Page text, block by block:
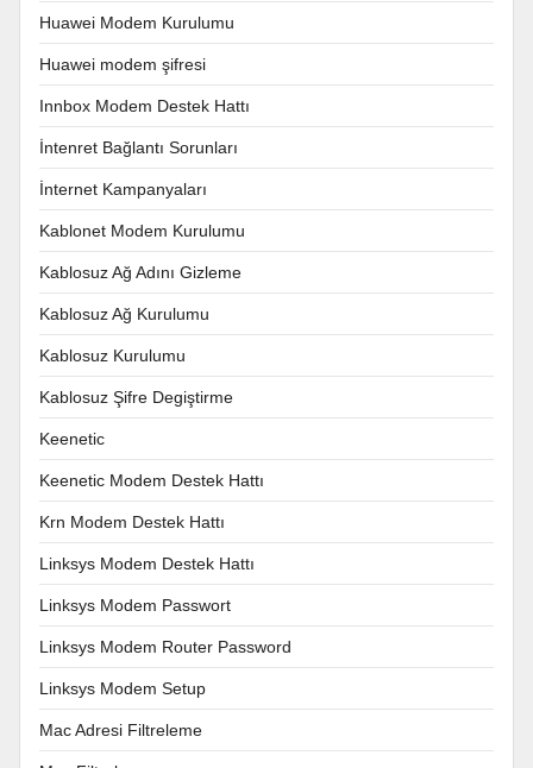
Huawei Modem Kurulumu
Huawei modem şifresi
Innbox Modem Destek Hattı
İntenret Bağlantı Sorunları
İnternet Kampanyaları
Kablonet Modem Kurulumu
Kablosuz Ağ Adını Gizleme
Kablosuz Ağ Kurulumu
Kablosuz Kurulumu
Kablosuz Şifre Degiştirme
Keenetic
Keenetic Modem Destek Hattı
Krn Modem Destek Hattı
Linksys Modem Destek Hattı
Linksys Modem Passwort
Linksys Modem Router Password
Linksys Modem Setup
Mac Adresi Filtreleme